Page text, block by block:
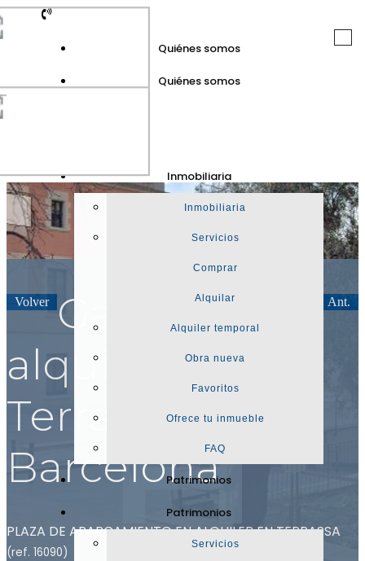
Quiénes somos
Quiénes somos
Inmobiliaria
Inmobiliaria
Servicios
Comprar
Alquilar
Alquiler temporal
Obra nueva
Favoritos
Ofrece tu inmueble
FAQ
Patrimonios
Patrimonios
Servicios
Volver Ant.
Garaje en
alquiler en
Terrassa,
Barcelona
PLAZA DE APARCAMIENTO EN ALQUILER EN TERRASSA
(ref. 16090)